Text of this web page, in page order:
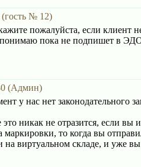
(гость № 12)
пожалуйста, если клиент
пока не подпишет в ЭДО
(Админ)
у нас нет законодательного
никак не отразится, если вы
маркировки, то когда вы
на виртуальном складе, и уже